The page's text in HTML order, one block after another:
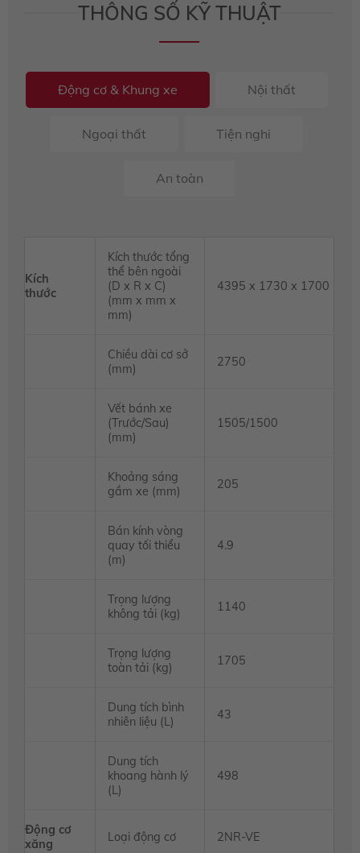
THÔNG SỐ KỸ THUẬT
Động cơ & Khung xe Nội thất
Ngoại thất Tiện nghi
An toàn
Kích
thước
Kích thước tổng
thể bên ngoài
(D x R x C)
(mm x mm x
mm)
4395 x 1730 x 1700
Chiều dài cơ sở
(mm)
2750
Vết bánh xe
(Trước/Sau)
(mm)
1505/1500
Khoảng sáng
gầm xe (mm)
205
Bán kính vòng
quay tối thiểu
(m)
4.9
Trọng lượng
không tải (kg)
1140
Trọng lượng
toàn tải (kg)
1705
Dung tích bình
nhiên liệu (L)
43
Dung tích
khoang hành lý
(L)
498
Động cơ
xăng
Loại động cơ 2NR-VE